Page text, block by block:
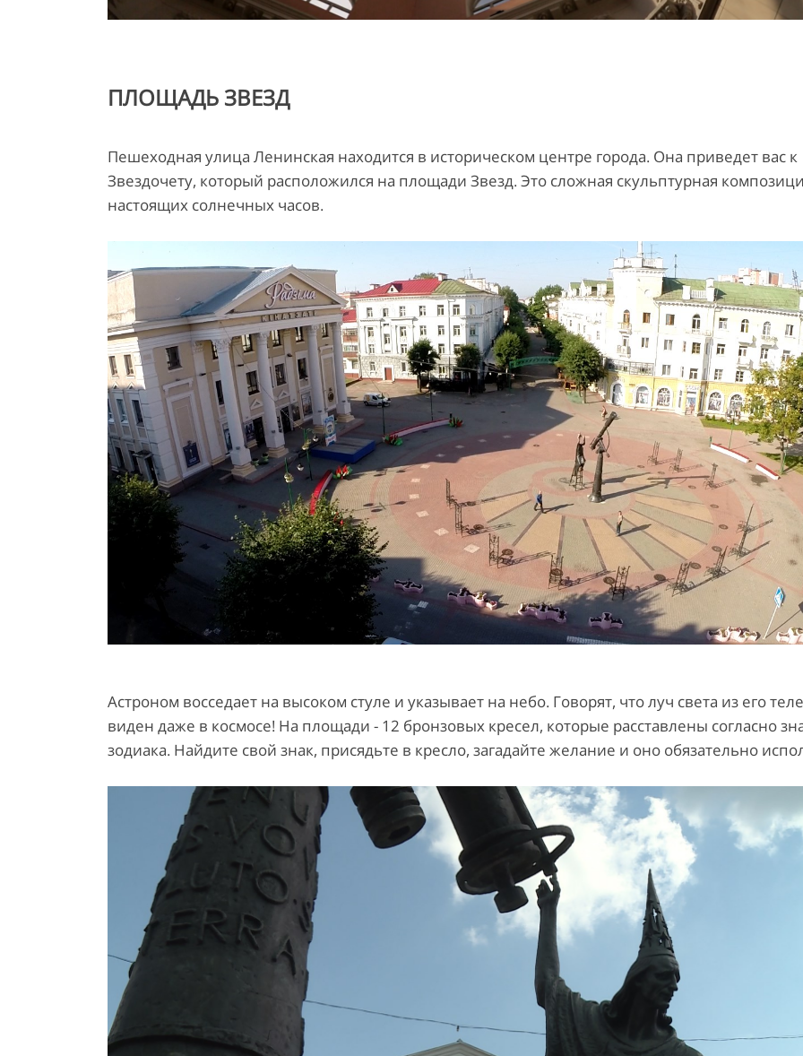
ПЛОЩАДЬ ЗВЕЗД
Пешеходная улица Ленинская находится в историческом центре города. Она приведет вас к
Звездочету, который расположился на площади Звезд. Это сложная скульптурная
настоящих солнечных часов.
Астроном восседает на высоком стуле и указывает на небо. Говорят, что луч света из его
виден даже в космосе! На площади - 12 бронзовых кресел, которые расставлены согласно
зодиака. Найдите свой знак, присядьте в кресло, загадайте желание и оно обязательно